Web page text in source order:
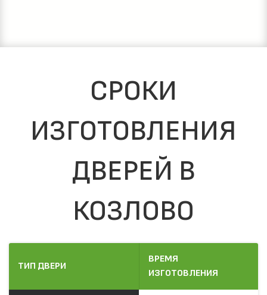
СРОКИ
ИЗГОТОВЛЕНИЯ
ДВЕРЕЙ В
КОЗЛОВО
ТИП ДВЕРИ
ВРЕМЯ
ИЗГОТОВЛЕНИЯ